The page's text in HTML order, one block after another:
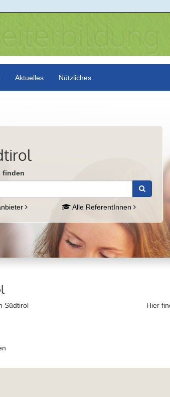
Aktuelles Nützliches
finden
Alle ReferentInnen
Südtirol Hier